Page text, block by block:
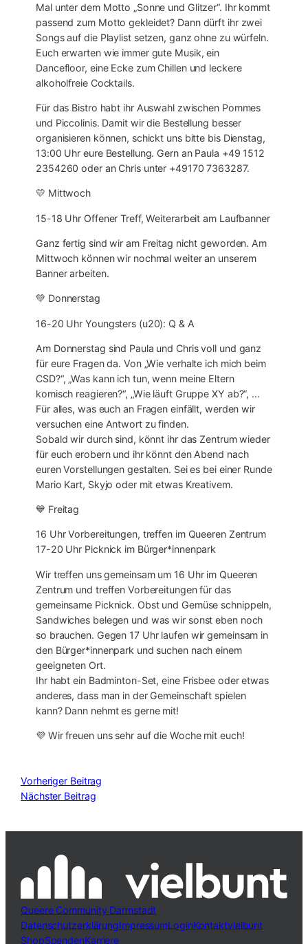
Mal unter dem Motto „Sonne und Glitzer“. Ihr kommt
passend zum Motto gekleidet? Dann dürft ihr zwei
Songs auf die Playlist setzen, ganz ohne zu würfeln.
Euch erwarten wie immer gute Musik, ein
Dancefloor, eine Ecke zum Chillen und leckere
alkoholfreie Cocktails.
Für das Bistro habt ihr Auswahl zwischen Pommes
und Piccolinis. Damit wir die Bestellung besser
organisieren können, schickt uns bitte bis Dienstag,
13:00 Uhr eure Bestellung. Gern an Paula +49 1512
2354260 oder an Chris unter +49170 7363287.
💛 Mittwoch
15-18 Uhr Offener Treff, Weiterarbeit am Laufbanner
Ganz fertig sind wir am Freitag nicht geworden. Am
Mittwoch können wir nochmal weiter an unserem
Banner arbeiten.
💚 Donnerstag
16-20 Uhr Youngsters (u20): Q & A
Am Donnerstag sind Paula und Chris voll und ganz
für eure Fragen da. Von „Wie verhalte ich mich beim
CSD?“, „Was kann ich tun, wenn meine Eltern
komisch reagieren?“, „Wie läuft Gruppe XY ab?“, …
Für alles, was euch an Fragen einfällt, werden wir
versuchen eine Antwort zu finden.
Sobald wir durch sind, könnt ihr das Zentrum wieder
für euch erobern und ihr könnt den Abend nach
euren Vorstellungen gestalten. Sei es bei einer Runde
Mario Kart, Skyjo oder mit etwas Kreativem.
💙 Freitag
16 Uhr Vorbereitungen, treffen im Queeren Zentrum
17-20 Uhr Picknick im Bürger*innenpark
Wir treffen uns gemeinsam um 16 Uhr im Queeren
Zentrum und treffen Vorbereitungen für das
gemeinsame Picknick. Obst und Gemüse schnippeln,
Sandwiches belegen und was wir sonst eben noch
so brauchen. Gegen 17 Uhr laufen wir gemeinsam in
den Bürger*innenpark und suchen nach einem
geeigneten Ort.
Ihr habt ein Badminton-Set, eine Frisbee oder etwas
anderes, dass man in der Gemeinschaft spielen
kann? Dann nehmt es gerne mit!
💜 Wir freuen uns sehr auf die Woche mit euch!
Vorheriger Beitrag
Nächster Beitrag
Queere Community Darmstadt
DatenschutzerklärungImpressumLoginKontaktvielbunt
ShopSpendenKarriere